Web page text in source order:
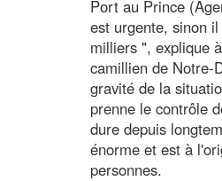
Port au Prince
est urgente, sinon
milliers ", explique
camillien de Notre-
gravité de la
prenne le contrôle
dure depuis
énorme et est à
personnes.